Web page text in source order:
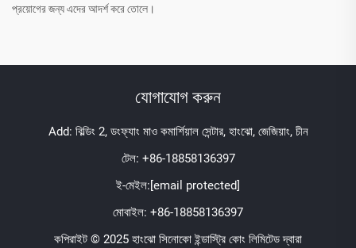
প্রয়োগের জন্য এদের আদর্শ করে তোলে।
যোগাযোগ করুন
Add: বিল্ডিং 2, ডংফ্যাং মাও কমার্শিয়াল সেন্টার, হাংঝো, জেজিয়াং, চীন
টেল: +86-18858136397
ই-মেইল:[email protected]
মোবাইল: +86-18858136397
কপিরাইট © 2025 হাংঝো সিনোকো ইন্ডাস্ট্রি কোং লিমিটেড দ্বারা